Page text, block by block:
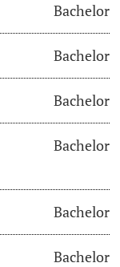
Bachelor
Bachelor
Bachelor
Bachelor
Bachelor
Bachelor